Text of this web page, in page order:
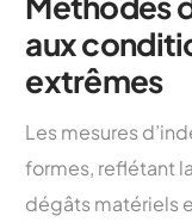
aux
extrêmes
Les mesures
formes, reflétant
dégâts matériels